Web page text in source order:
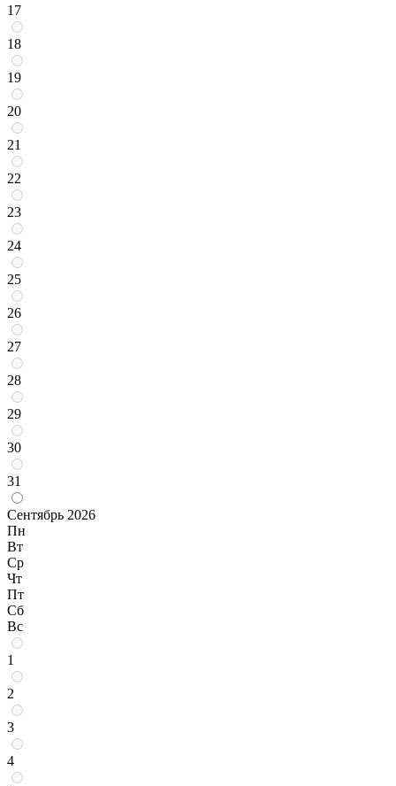
17
18
19
20
21
22
23
24
25
26
27
28
29
30
31
Сентябрь 2026
Пн
Вт
Ср
Чт
Пт
Сб
Вс
1
2
3
4